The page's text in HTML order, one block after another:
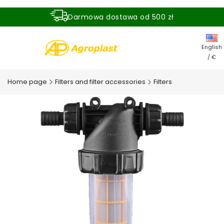
Darmowa dostawa od 500 zł
English
/ €
Home page Filters and filter accessories Filters